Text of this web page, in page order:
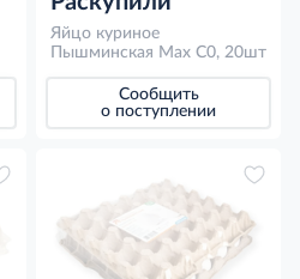
Яйцо куриное
Пышминская Мax С0, 20шт
Сообщить
о поступлении